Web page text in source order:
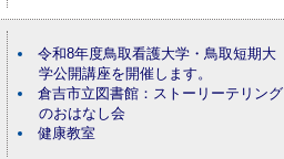
令和8年度鳥取看護大学・鳥取短期大
学公開講座を開催します。
倉吉市立図書館：ストーリーテリング
のおはなし会
健康教室